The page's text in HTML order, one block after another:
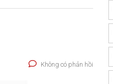
Không có phản hồi